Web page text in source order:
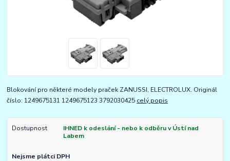
Blokování pro některé modely praček ZANUSSI, ELECTROLUX. Originál
číslo: 1249675131 1249675123 3792030425 celý popis
Dostupnost
IHNED k odeslání - nebo k odběru v Ústí nad
Labem
Nejsme plátci DPH